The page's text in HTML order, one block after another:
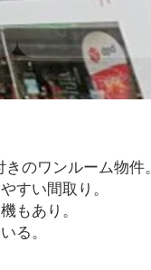
のワンルーム物件。
すい間取り。
もあり。
る。